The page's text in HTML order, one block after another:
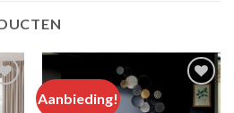
Aanbieding!